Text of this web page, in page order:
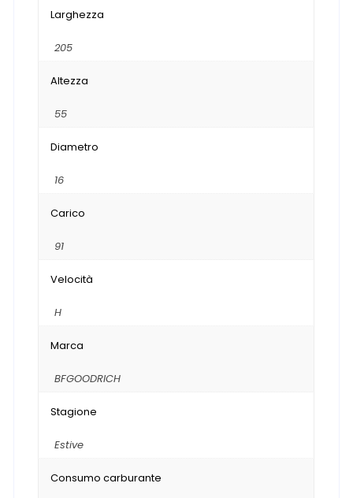
Larghezza
205
Altezza
55
Diametro
16
Carico
91
Velocità
H
Marca
BFGOODRICH
Stagione
Estive
Consumo carburante